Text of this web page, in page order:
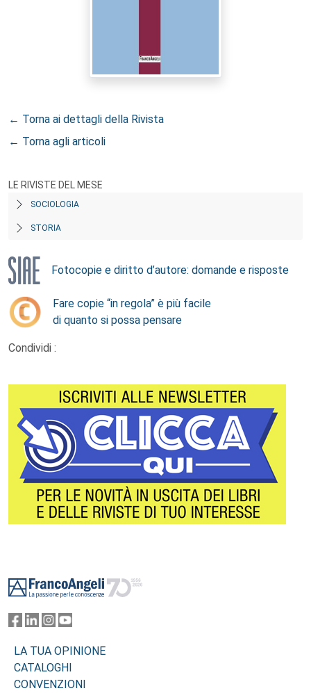
← Torna ai dettagli della Rivista
← Torna agli articoli
LE RIVISTE DEL MESE
SOCIOLOGIA
STORIA
Fotocopie e diritto d’autore: domande e risposte
Fare copie “in regola” è più facile
di quanto si possa pensare
Condividi :
LA TUA OPINIONE
CATALOGHI
CONVENZIONI